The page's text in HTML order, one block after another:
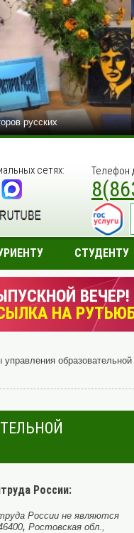
русских
сетях: Телефон
СТУДЕНТУ
ВЕЧЕР!
НА
управления образовательной
России:
России не являются
, Ростовская обл.,